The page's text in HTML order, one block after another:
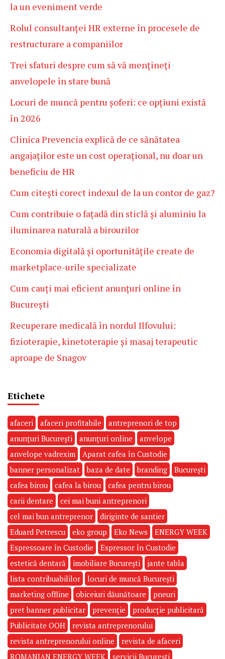
la un eveniment verde
Rolul consultanței HR externe în procesele de
restructurare a companiilor
Trei sfaturi despre cum să vă mențineți
anvelopele în stare bună
Locuri de muncă pentru șoferi: ce opțiuni există
în 2026
Clinica Prevencia explică de ce sănătatea
angajaților este un cost operațional, nu doar un
beneficiu de HR
Cum citești corect indexul de la un contor de gaz?
Cum contribuie o fațadă din sticlă și aluminiu la
iluminarea naturală a birourilor
Economia digitală și oportunitățile create de
marketplace-urile specializate
Cum cauți mai eficient anunțuri online în
București
Recuperare medicală în nordul Ilfovului:
fizioterapie, kinetoterapie și masaj terapeutic
aproape de Snagov
Etichete
afaceri afaceri profitabile
antreprenori de top
anunțuri București
anunțuri online
anvelope
anvelope vadrexim
Aparat cafea în Custodie
banner personalizat
baza de date branding
București
cafea birou
cafea la birou
cafea pentru birou
carii dentare
cei mai buni antreprenori
cel mai bun antreprenor
diriginte de santier
Eduard Petrescu
eko group Eko News
ENERGY WEEK
Espressoare în Custodie
Espressor în Custodie
estetică dentară
imobiliare București
jante tabla
lista contribuabililor
locuri de muncă București
marketing offline
obiceiuri dăunătoare
pneuri
pret banner publicitar
prevenție
producție publicitară
Publicitate OOH
revista antreprenorului
revista antreprenorului online
revista de afaceri
ROMANIAN ENERGY WEEK
servicii București